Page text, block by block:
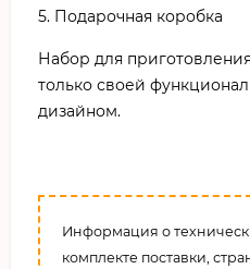
5. Подарочная коробка
Набор для
только своей
дизайном.
Информация о
комплекте поставки,